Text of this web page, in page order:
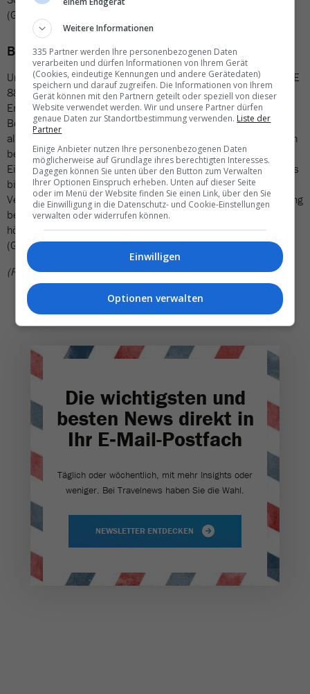
(Gelesen bei
Bahn schmeisst Fahrgäste wegen Dreck raus
Ungewöhnliches Ende einer Zugfahrt: Für die Passagiere des ICE
886 von München nach Hamburg war am Dienstag in Nürnberg
Endstation – wegen starker Verschmutzung im Zug. Das
Bordpersonal erklärte die Weiterfahrt für unzumutbar und liess
alle Reisenden aussteigen. Eine Sprecherin der Deutschen Bahn
bestätigte den Vorfall und sprach von einem bedauerlichen
Einzelfall. Wie genau der Zug aussah, blieb offen – Bilder gibt es
bislang keine. Rund eine Stunde später wurde eine alternative
Verbindung bereitgestellt. Betroffene können eine Entschädigung
beantragen. Die Bahn betont: Sauberkeit habe im Fernverkehr
höchste Priorität – diesmal wurde sie offensichtlich verfehlt.
(Gelesen in der«FAZ»)
(RSU)
Die wichtigsten und
besten News direkt in
Ihr E‑Mail-Postfach
Täglich oder wöchentlich, mit mehr Insights oder
weniger. Bei Travel­news haben Sie die Wahl.
NEWSLETTER ENTDECKEN
Weitere Informationen
335 Partner werden Ihre personenbezogenen Daten
verarbeiten und dürfen Informationen von Ihrem Gerät
(Cookies, eindeutige Kennungen und andere Gerätedaten)
speichern und darauf zugreifen. Die Informationen von Ihrem
Gerät können mit den Partnern geteilt oder speziell von dieser
Website verwendet werden. Wir und unsere Partner dürfen
genaue Daten zur Standortbestimmung verwenden. Liste der
Partner
Einige Anbieter nutzen Ihre personenbezogenen Daten
möglicherweise auf Grundlage ihres berechtigten Interesses.
Dagegen können Sie unten über den Button zum Verwalten
Ihrer Optionen Einspruch erheben. Unten auf dieser Seite
oder im Menü der Website finden Sie einen Link, über den Sie
die Einwilligung in die Datenschutz- und Cookie-Einstellungen
verwalten oder widerrufen können.
Einwilligen
Optionen verwalten